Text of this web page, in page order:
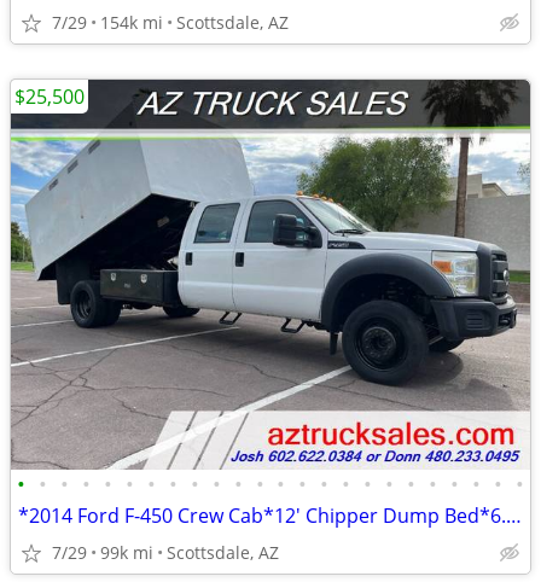
7/29 154k mi Scottsdale, AZ
• • • • • • • • • • • • • • • • • • • • • • • •
*2014 Ford F-450 Crew Cab*12' Chipper Dump Bed*6.8L V10 Engine, Auto
7/29 99k mi Scottsdale, AZ
$25,500